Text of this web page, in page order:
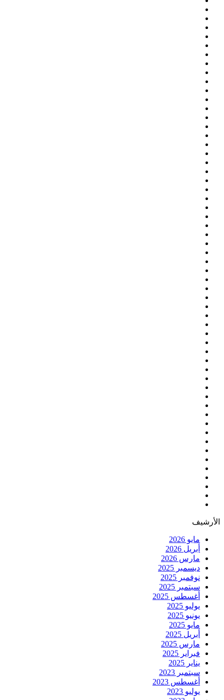
الأرشيف
مايو 2026
أبريل 2026
مارس 2026
ديسمبر 2025
نوفمبر 2025
سبتمبر 2025
أغسطس 2025
يوليو 2025
يونيو 2025
مايو 2025
أبريل 2025
مارس 2025
فبراير 2025
يناير 2025
سبتمبر 2023
أغسطس 2023
يوليو 2023